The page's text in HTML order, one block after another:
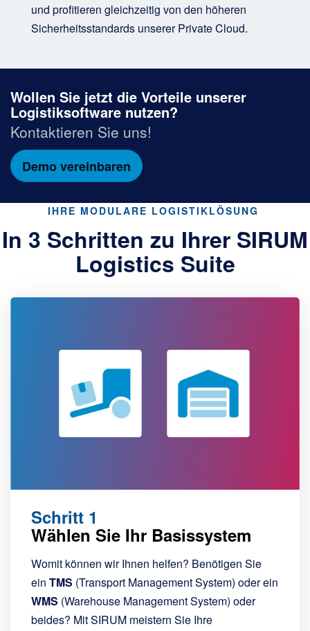
und profitieren gleichzeitig von den höheren
Sicherheitsstandards unserer Private Cloud.
Wollen Sie jetzt die Vorteile unserer
Logistiksoftware nutzen?
Kontaktieren Sie uns!
Demo vereinbaren
IHRE MODULARE LOGISTIKLÖSUNG
In 3 Schritten zu Ihrer SIRUM
Logistics Suite
Schritt 1
Wählen Sie Ihr Basissystem
Womit können wir Ihnen helfen? Benötigen Sie
ein TMS (Transport Management System) oder ein
WMS (Warehouse Management System) oder
beides? Mit SIRUM meistern Sie Ihre